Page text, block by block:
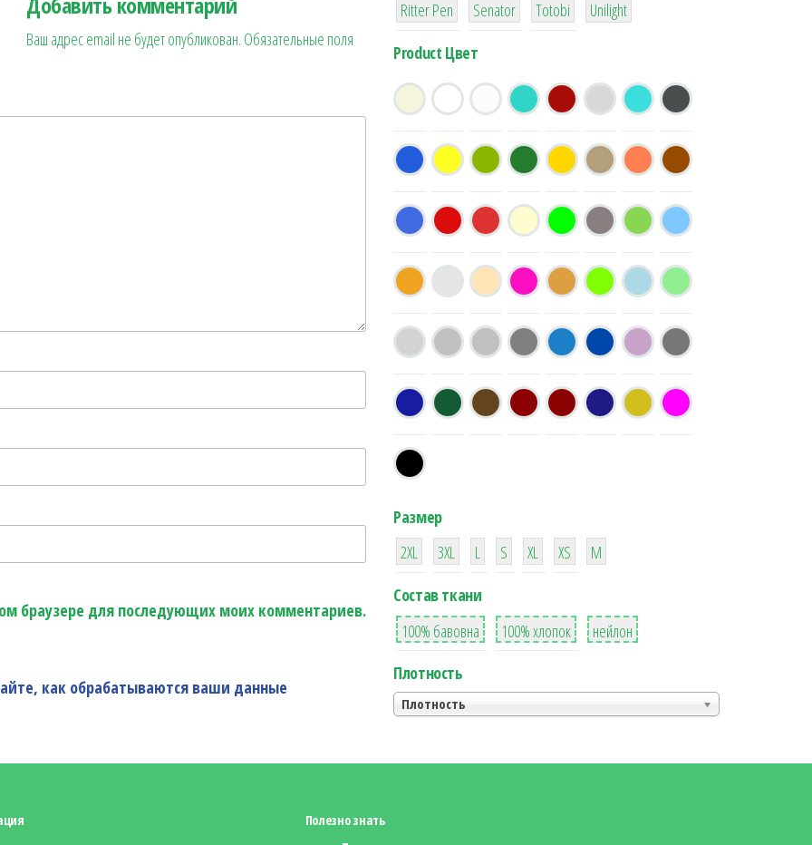
Ваш адрес email не будет опубликован. Обязательные поля
браузере для последующих моих комментариев.
как обрабатываются ваши данные
Ritter Pen Senator Totobi
Unilight
Product Цвет
Размер
38
2XL
16
3XL
42
L
42
S
42
XL XS
М
Состав ткани
8
100% бавовна
36
100% хлопок
2
нейлон
Плотность
Плотность
Полезно знать